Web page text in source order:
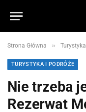
Strona Główna »
TURYSTYKA I PODRÓŻE
Nie trzeba
Rezerwat